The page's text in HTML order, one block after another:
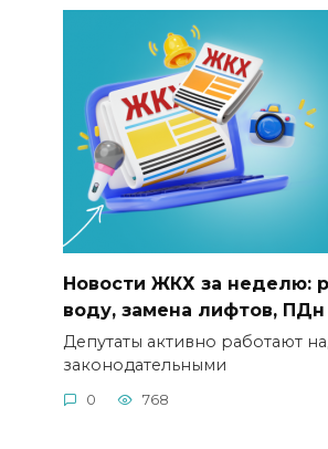
Новости ЖКХ за неделю:
воду, замена лифтов,
Депутаты активно работают
законодательными
0 768